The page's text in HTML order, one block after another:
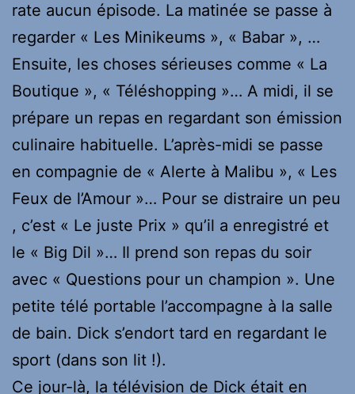
rate aucun épisode. La matinée se passe à
regarder « Les Minikeums », « Babar », …
Ensuite, les choses sérieuses comme « La
Boutique », « Téléshopping »… A midi, il se
prépare un repas en regardant son émission
culinaire habituelle. L’après-midi se passe
en compagnie de « Alerte à Malibu », « Les
Feux de l’Amour »… Pour se distraire un peu
, c’est « Le juste Prix » qu’il a enregistré et
le « Big Dil »… Il prend son repas du soir
avec « Questions pour un champion ». Une
petite télé portable l’accompagne à la salle
de bain. Dick s’endort tard en regardant le
sport (dans son lit !).
Ce jour-là, la télévision de Dick était en